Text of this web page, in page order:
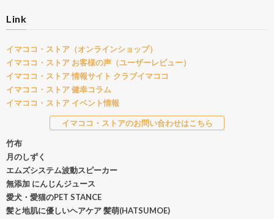
Link
イマココ・ストア（オンラインショップ）
イマココ・ストア お客様の声（ユーザーレビュー）
イマココ・ストア 情報サイト クラブイマココ
イマココ・ストア 健幸コラム
イマココ・ストア イベント情報
イマココ・ストアのお問い合わせはこちら
竹布
月のしずく
エムズシステム波動スピーカー
無添加 にんじんジュース
愛犬・愛猫のPET STANCE
髪と地肌に優しいヘアケア 髪萌(HATSUMOE)